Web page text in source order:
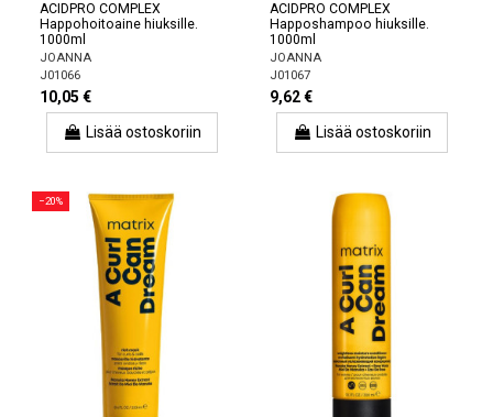
ACIDPRO COMPLEX
Happohoitoaine hiuksille.
1000ml
JOANNA
J01066
10,05 €
Lisää ostoskoriin
ACIDPRO COMPLEX
Happoshampoo hiuksille.
1000ml
JOANNA
J01067
9,62 €
Lisää ostoskoriin
−20%